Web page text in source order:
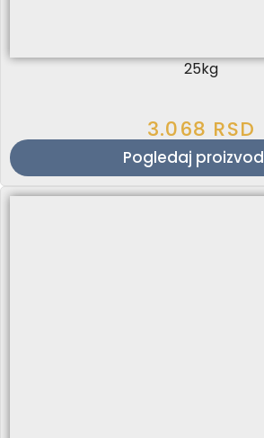
25kg
3.068 RSD
Pogledaj proizvod